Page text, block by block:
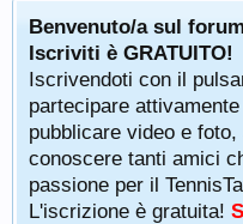
Benvenuto/a sul
Iscriviti è GRATUITO!
Iscrivendoti con il
partecipare
pubblicare video e
conoscere tanti amici
passione per il
L'iscrizione è gratuita!